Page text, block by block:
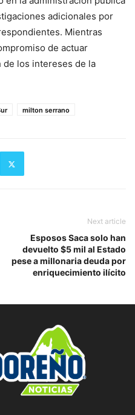
adicionales por
Mientras
de actuar
de los intereses de la
milton serrano
Next article
Esposos Saca solo han
devuelto $5 mil al Estado
pese a millonaria deuda por
enriquecimiento ilícito